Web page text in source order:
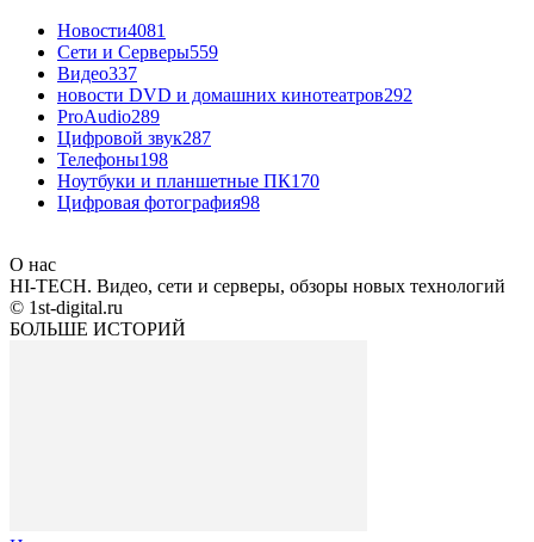
Новости4081
Сети и Серверы559
Видео337
новости DVD и домашних кинотеатров292
ProAudio289
Цифровой звук287
Телефоны198
Ноутбуки и планшетные ПК170
Цифровая фотография98
О нас
HI-TECH. Видео, сети и серверы, обзоры новых технологий
© 1st-digital.ru
БОЛЬШЕ ИСТОРИЙ